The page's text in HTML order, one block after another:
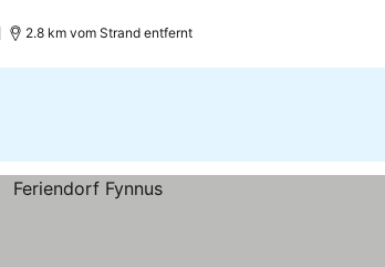
2.8 km vom Strand entfernt